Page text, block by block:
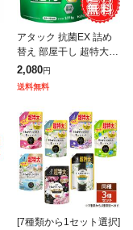
アタック 抗菌EX 詰め
替え 部屋干し 超特大
ゾンビ臭 洗濯洗剤 液体
じめじめ 密集干し 強力
消臭 抗菌 防カビ 花王
衣
2,080円
送料無料
[7種類から1セット選択]